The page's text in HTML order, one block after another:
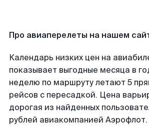
Про авиаперелеты на нашем
Календарь низких цен на
показывает выгодные месяца в
неделю по маршруту летают 5
рейсов с пересадкой. Цена
дорогая из найденных
рублей авиакомпанией Аэрофлот.